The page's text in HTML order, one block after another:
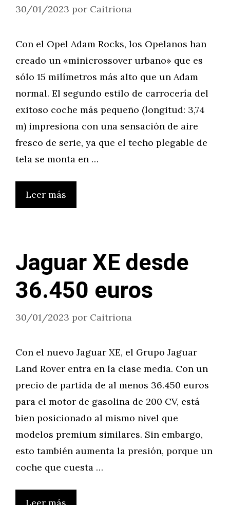
30/01/2023 por Caitriona
Con el Opel Adam Rocks, los Opelanos han
creado un «minicrossover urbano» que es
sólo 15 milímetros más alto que un Adam
normal. El segundo estilo de carrocería del
exitoso coche más pequeño (longitud: 3,74
m) impresiona con una sensación de aire
fresco de serie, ya que el techo plegable de
tela se monta en …
Leer más
Jaguar XE desde
36.450 euros
30/01/2023 por Caitriona
Con el nuevo Jaguar XE, el Grupo Jaguar
Land Rover entra en la clase media. Con un
precio de partida de al menos 36.450 euros
para el motor de gasolina de 200 CV, está
bien posicionado al mismo nivel que
modelos premium similares. Sin embargo,
esto también aumenta la presión, porque un
coche que cuesta …